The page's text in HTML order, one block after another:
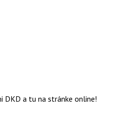
DKD a tu na stránke online!